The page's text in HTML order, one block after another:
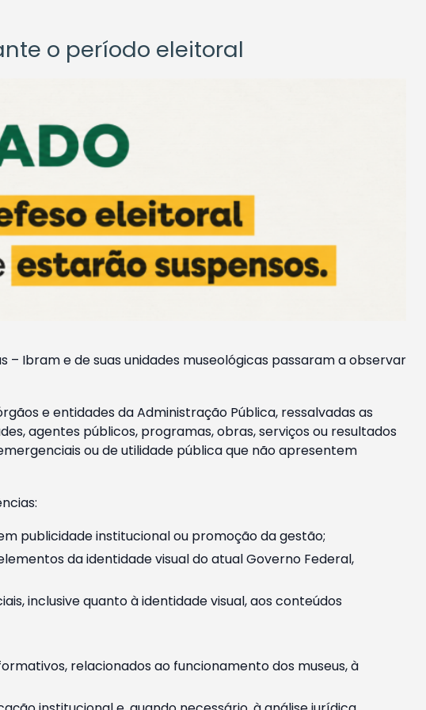
o período eleitoral
– Ibram e de suas unidades museológicas passaram a observar
e entidades da Administração Pública, ressalvadas as
agentes públicos, programas, obras, serviços ou resultados
ou de utilidade pública que não apresentem
publicidade institucional ou promoção da gestão;
da identidade visual do atual Governo Federal,
inclusive quanto à identidade visual, aos conteúdos
relacionados ao funcionamento dos museus, à